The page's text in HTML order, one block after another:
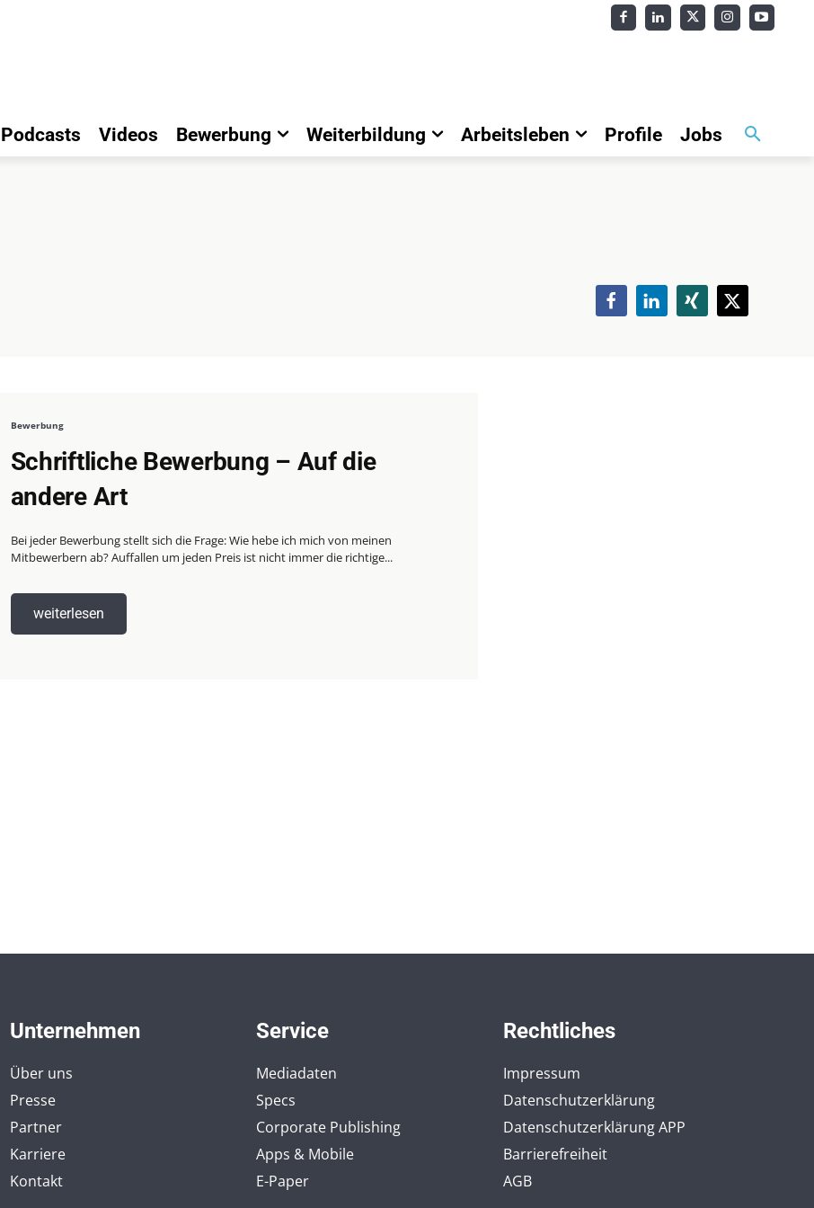
Podcasts Videos Bewerbung Weiterbildung Arbeitsleben Profile Jobs
Bewerbung
Schriftliche Bewerbung – Auf die
andere Art
Bei jeder Bewerbung stellt sich die Frage: Wie hebe ich mich von meinen
Mitbewerbern ab? Auffallen um jeden Preis ist nicht immer die richtige...
weiterlesen
Unternehmen
Über uns
Presse
Partner
Karriere
Kontakt
Service
Mediadaten
Specs
Corporate Publishing
Apps & Mobile
E-Paper
Rechtliches
Impressum
Datenschutzerklärung
Datenschutzerklärung APP
Barrierefreiheit
AGB